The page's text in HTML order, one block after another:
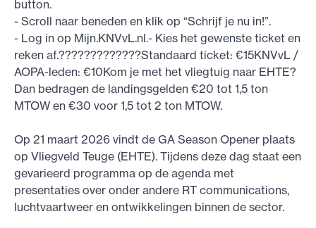
button.
- Scroll naar beneden en klik op “Schrijf je nu in!”.
- Log in op Mijn.KNVvL.nl.- Kies het gewenste ticket en
reken af.?????????????Standaard ticket: €15KNVvL /
AOPA-leden: €10Kom je met het vliegtuig naar EHTE?
Dan bedragen de landingsgelden €20 tot 1,5 ton
MTOW en €30 voor 1,5 tot 2 ton MTOW.
Op 21 maart 2026 vindt de GA Season Opener plaats
op Vliegveld Teuge (EHTE). Tijdens deze dag staat een
gevarieerd programma op de agenda met
presentaties over onder andere RT communications,
luchtvaartweer en ontwikkelingen binnen de sector.